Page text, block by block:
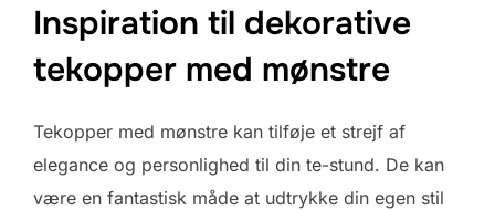
Inspiration til dekorative
tekopper med mønstre
Tekopper med mønstre kan tilføje et strejf af
elegance og personlighed til din te-stund. De kan
være en fantastisk måde at udtrykke din egen stil